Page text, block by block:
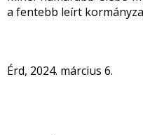
a fentebb leírt
Érd, 2024. március 6.